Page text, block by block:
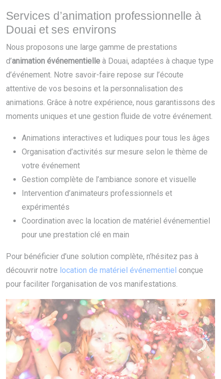
Services d’animation professionnelle à
Douai et ses environs
Nous proposons une large gamme de prestations
d’animation événementielle à Douai, adaptées à chaque type
d’événement. Notre savoir-faire repose sur l’écoute
attentive de vos besoins et la personnalisation des
animations. Grâce à notre expérience, nous garantissons des
moments uniques et une gestion fluide de votre événement.
Animations interactives et ludiques pour tous les âges
Organisation d’activités sur mesure selon le thème de
votre événement
Gestion complète de l’ambiance sonore et visuelle
Intervention d’animateurs professionnels et
expérimentés
Coordination avec la location de matériel événementiel
pour une prestation clé en main
Pour bénéficier d’une solution complète, n’hésitez pas à
découvrir notre location de matériel événementiel conçue
pour faciliter l’organisation de vos manifestations.